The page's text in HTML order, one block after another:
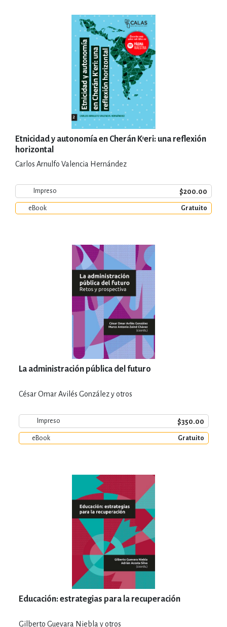
Etnicidad y autonomía en Cherán K'eri: una reflexión
horizontal
Carlos Arnulfo Valencia Hernández
Impreso $200.00
eBook Gratuito
La administración pública del futuro
César Omar Avilés González y otros
Impreso $350.00
eBook Gratuito
Educación: estrategias para la recuperación
Gilberto Guevara Niebla y otros